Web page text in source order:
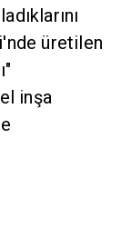
üretilen
inşa